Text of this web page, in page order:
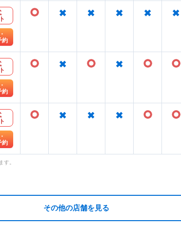
約
○ × × × × ×
約
○ × ○ × ○ ○
約
○ × × × ○ ○
。
その他の店舗を見る